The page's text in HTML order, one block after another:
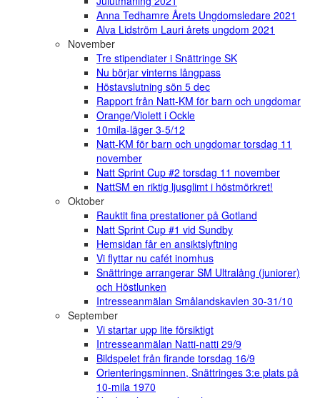
Anna Tedhamre Årets Ungdomsledare 2021
Alva Lidström Lauri årets ungdom 2021
November
Tre stipendiater i Snättringe SK
Nu börjar vinterns långpass
Höstavslutning sön 5 dec
Rapport från Natt-KM för barn och ungdomar
Orange/Violett i Ockle
10mila-läger 3-5/12
Natt-KM för barn och ungdomar torsdag 11
november
Natt Sprint Cup #2 torsdag 11 november
NattSM en riktig ljusglimt i höstmörkret!
Oktober
Rauktit fina prestationer på Gotland
Natt Sprint Cup #1 vid Sundby
Hemsidan får en ansiktslyftning
Vi flyttar nu cafét inomhus
Snättringe arrangerar SM Ultralång (juniorer)
och Höstlunken
Intresseanmälan Smålandskavlen 30-31/10
September
Vi startar upp lite försiktigt
Intresseanmälan Natti-natti 29/9
Bildspelet från firande torsdag 16/9
Orienteringsminnen, Snättringes 3:e plats på
10-mila 1970